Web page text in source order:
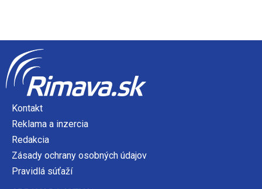
Kontakt
Reklama a inzercia
Redakcia
Zásady ochrany osobných údajov
Pravidlá súťaží